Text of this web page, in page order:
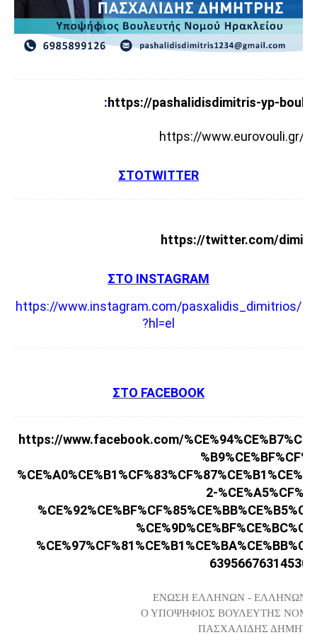
:https://pashalidisdimitris-yp-
https://www.eurovouli.gr/
ΣΤΟTWΙTTER
https://twitter.com/
ΣΤΟ ΙNSTAGRAM
https://www.instagram.com/pasxalidis_dimitrios/
?hl=el
ΣΤΟ FACEBOOK
https://www.facebook.com/
2-
ΕΝΩΣΗ ΕΛΛΗΝΩΝ - ΕΛΛΗΝΩΝ
Ο ΥΠΟΨΗΦΙΟΣ ΒΟΥΛΕΥΤΗΣ
ΠΑΣΧΑΛΙΔΗΣ